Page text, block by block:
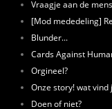
Vraagje aan de
[Mod mededeling]
Blunder...
Cards Against
Orgineel?
Onze story! wat vind
Doen of niet?